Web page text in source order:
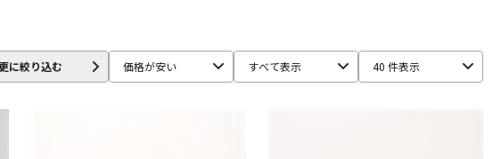
に絞り込む 価格が安い すべて表示 40 件表示